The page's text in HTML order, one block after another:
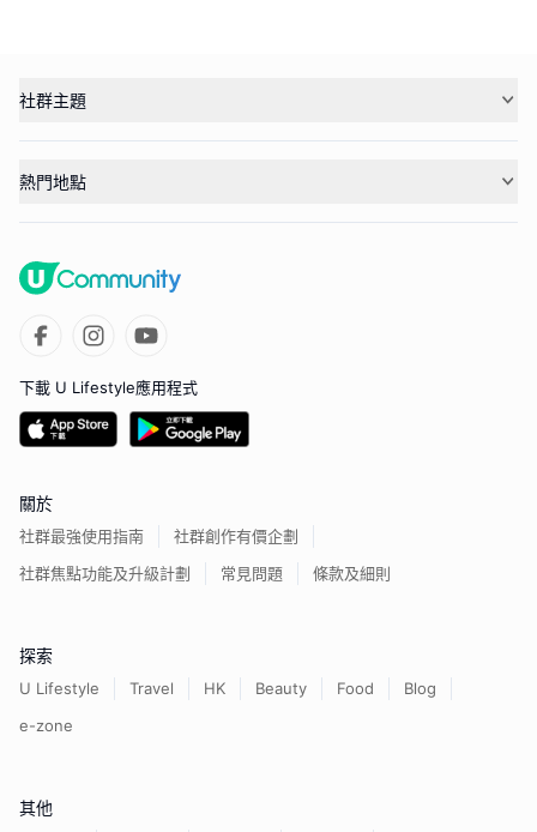
社群主題
熱門地點
下載 U Lifestyle應用程式
關於
社群最強使用指南
社群創作有價企劃
社群焦點功能及升級計劃
常見問題 條款及細則
探索
U Lifestyle Travel HK Beauty Food
Blog
e-zone
其他